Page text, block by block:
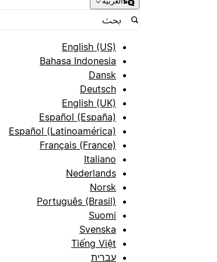
English (US)
Bahasa Indonesia
Dansk
Deutsch
English (UK)
Español (España)
Español (Latinoamérica)
Français (France)
Italiano
Nederlands
Norsk
Português (Brasil)
Suomi
Svenska
Tiếng Việt
עברית